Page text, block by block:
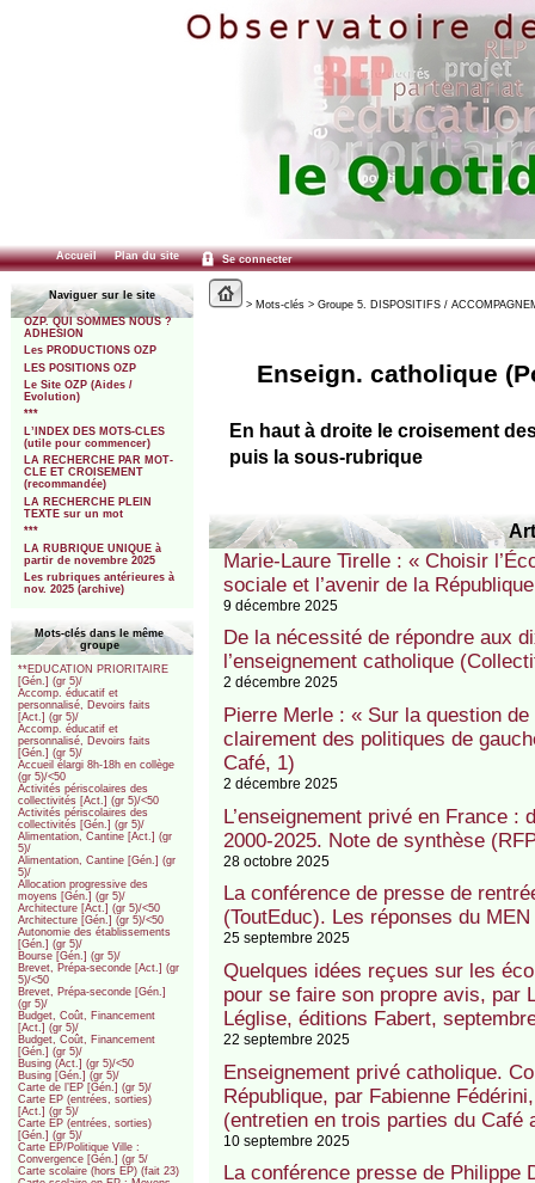
Accueil Plan du site Se connecter
Naviguer sur le site
OZP. QUI SOMMES NOUS ?
ADHESION
Les PRODUCTIONS OZP
LES POSITIONS OZP
Le Site OZP (Aides /
Evolution)
***
L’INDEX DES MOTS-CLES
(utile pour commencer)
LA RECHERCHE PAR MOT-
CLE ET CROISEMENT
(recommandée)
LA RECHERCHE PLEIN
TEXTE sur un mot
***
LA RUBRIQUE UNIQUE à
partir de novembre 2025
Les rubriques antérieures à
nov. 2025 (archive)
Mots-clés dans le même
groupe
**EDUCATION PRIORITAIRE
[Gén.] (gr 5)/
Accomp. éducatif et
personnalisé, Devoirs faits
[Act.] (gr 5)/
Accomp. éducatif et
personnalisé, Devoirs faits
[Gén.] (gr 5)/
Accueil élargi 8h-18h en collège
(gr 5)/<50
Activités périscolaires des
collectivités [Act.] (gr 5)/<50
Activités périscolaires des
collectivités [Gén.] (gr 5)/
Alimentation, Cantine [Act.] (gr
5)/
Alimentation, Cantine [Gén.] (gr
5)/
Allocation progressive des
moyens [Gén.] (gr 5)/
Architecture [Act.] (gr 5)/<50
Architecture [Gén.] (gr 5)/<50
Autonomie des établissements
[Gén.] (gr 5)/
Bourse [Gén.] (gr 5)/
Brevet, Prépa-seconde [Act.] (gr
5)/<50
Brevet, Prépa-seconde [Gén.]
(gr 5)/
Budget, Coût, Financement
[Act.] (gr 5)/
Budget, Coût, Financement
[Gén.] (gr 5)/
Busing (Act.] (gr 5)/<50
Busing [Gén.] (gr 5)/
Carte de l’EP [Gén.] (gr 5)/
Carte EP (entrées, sorties)
[Act.] (gr 5)/
Carte EP (entrées, sorties)
[Gén.] (gr 5)/
Carte EP/Politique Ville :
Convergence [Gén.] (gr 5/
Carte scolaire (hors EP) (fait 23)
> Mots-clés > Groupe 5. DISPOSITIFS /
Enseign. catholique
En haut à droite le croisement
puis la sous-rubrique
Marie-Laure Tirelle : « Choisir
sociale et l’avenir de la
9 décembre 2025
De la nécessité de répondre aux
l’enseignement catholique
2 décembre 2025
Pierre Merle : « Sur la question
clairement des politiques de
Café, 1)
2 décembre 2025
L’enseignement privé en France
2000-2025. Note de synthèse
28 octobre 2025
La conférence de presse de
(ToutEduc). Les réponses du
25 septembre 2025
Quelques idées reçues sur les
pour se faire son propre avis, par
Léglise, éditions Fabert,
22 septembre 2025
Enseignement privé catholique.
République, par Fabienne
(entretien en trois parties du Café
10 septembre 2025
La conférence presse de Philippe